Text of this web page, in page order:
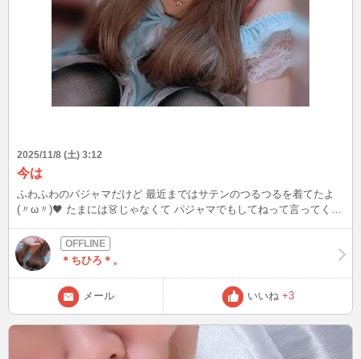
2025/11/8 (土) 3:12
今は
ふわふわのパジャマだけど 最近まではサテンのつるつるを着てたよ
(〃ω〃)🖤 たまには👗じゃなくて パジャマでもしてねって言ってくれ
🥰 パジャマの写真ダメなのか また一覧から表示されなくなったよ(＞
＜)笑 パンの写真を背景に変えました💚
＊ちひろ＊。
メール いいね +3